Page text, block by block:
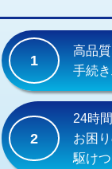
交換・取付（タ
交換・取付(単水
式）)
交換・取付(混合
式・ワンホール）)
交換・取付(排水
1
高品
手続
2
24時
お困
駆けつ